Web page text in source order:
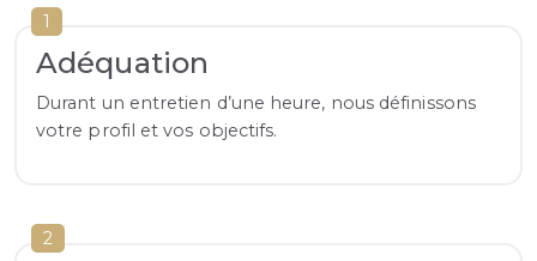
1
Adéquation
Durant un entretien d’une heure, nous définissons
votre profil et vos objectifs.
2